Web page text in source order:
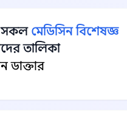
সকলমেডিসিন বিশেষজ্ঞ
তালিকা
ডাক্তার